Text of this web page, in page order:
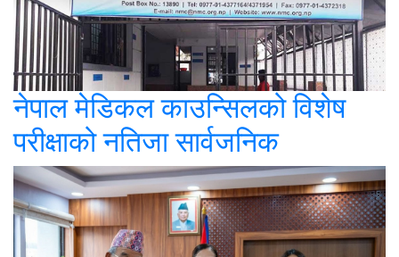
नेपाल मेडिकल काउन्सिलको विशेष
परीक्षाको नतिजा सार्वजनिक